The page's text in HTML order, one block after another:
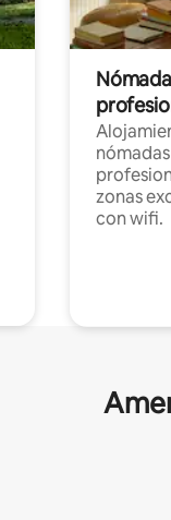
zonas
con wifi.